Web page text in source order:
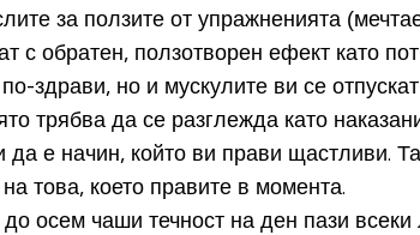
за ползите от упражненията
с обратен, ползотворен ефект като
здрави, но и мускулите ви се
трябва да се разглежда като
е начин, който ви прави щастливи.
това, което правите в момента.
осем чаши течност на ден пази